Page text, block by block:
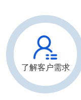
了解客户需求